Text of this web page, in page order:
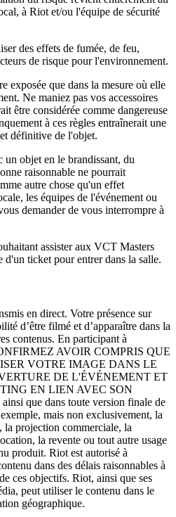
à Riot et/ou l'équipe de sécurité
des effets de fumée, de feu,
de risque pour l'environnement.
exposée que dans la mesure où elle
Ne maniez pas vos accessoires
être considérée comme dangereuse
à ces règles entraînerait une
définitive de l'objet.
un objet en le brandissant, du
raisonnable ne pourrait
autre chose qu'un effet
les équipes de l'événement ou
demander de vous interrompre à
assister aux VCT Masters
d'un ticket pour entrer dans la salle.
en direct. Votre présence sur
d’être filmé et d’apparaître dans la
contenus. En participant à
AVOIR COMPRIS QUE
VOTRE IMAGE DANS LE
DE L'ÉVÉNEMENT ET
EN LIEN AVEC SON
que dans toute version finale de
mais non exclusivement, la
la projection commerciale, la
la revente ou tout autre usage
produit. Riot est autorisé à
dans des délais raisonnables à
ces objectifs. Riot, ainsi que ses
peut utiliser le contenu dans le
géographique.